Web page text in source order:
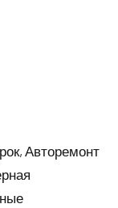
Авторемонт